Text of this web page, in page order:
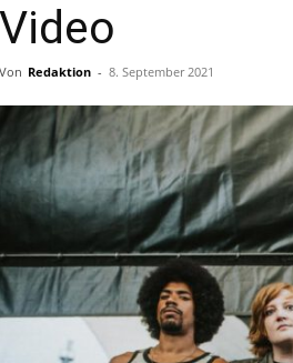
Video
Von Redaktion - 8. September 2021